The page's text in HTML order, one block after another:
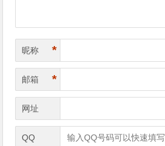
昵称 *
邮箱 *
网址
QQ